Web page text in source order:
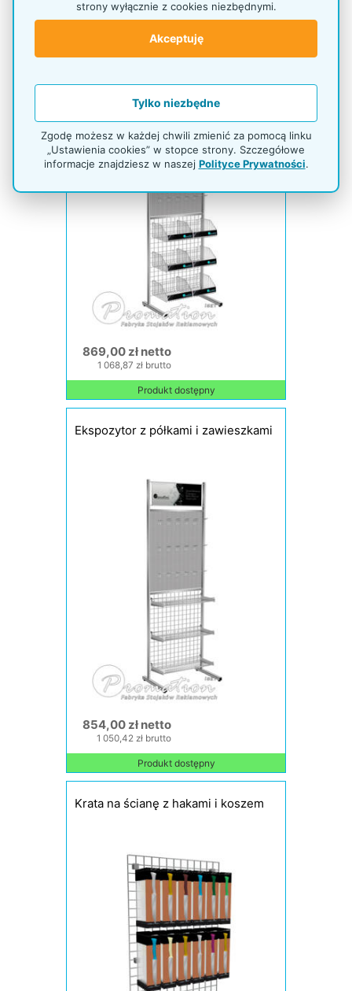
Czas realizacji 3 dni
Stojak promocyjny z hakami i
869,00 zł netto
1 068,87 zł brutto
Produkt dostępny
Ekspozytor z półkami i zawieszkami
854,00 zł netto
1 050,42 zł brutto
Produkt dostępny
Krata na ścianę z hakami i koszem
strony wyłącznie z cookies niezbędnymi.
Akceptuję
Tylko niezbędne
Zgodę możesz w każdej chwili zmienić za pomocą linku
„Ustawienia cookies” w stopce strony. Szczegółowe
informacje znajdziesz w naszej Polityce Prywatności.